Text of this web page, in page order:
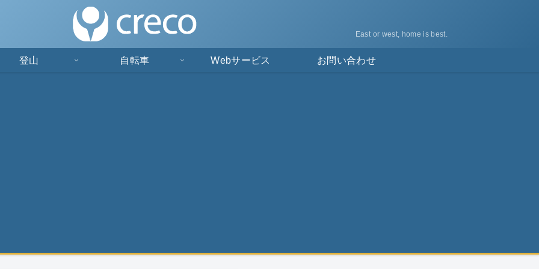
East or west, home is best.
登山 自転車 Webサービス お問い合わせ